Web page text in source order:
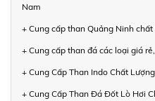
Nam
+ Cung cấp than Quảng Ninh
+ Cung cấp than đá các loại giá
+ Cung Cấp Than Indo Chất
+ Cung Cấp Than Đá Đốt Lò Hơi